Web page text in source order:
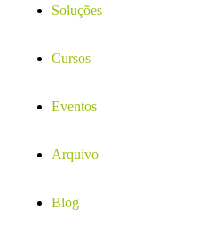
Soluções
Cursos
Eventos
Arquivo
Blog